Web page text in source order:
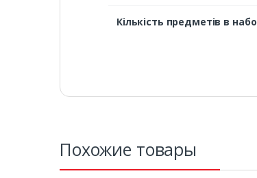
Кількість предметів в
Похожие товары